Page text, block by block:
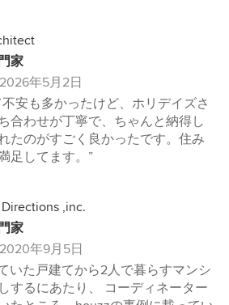
家
2026年5月2日
安も多かったけど、ホリデイズさ
合わせが丁寧で、ちゃんと納得し
たのがすごく良かったです。住み
足してます。”
,inc.
家
2020年9月5日
いた戸建てから2人で暮らすマンシ
するにあたり、 コーディネーター